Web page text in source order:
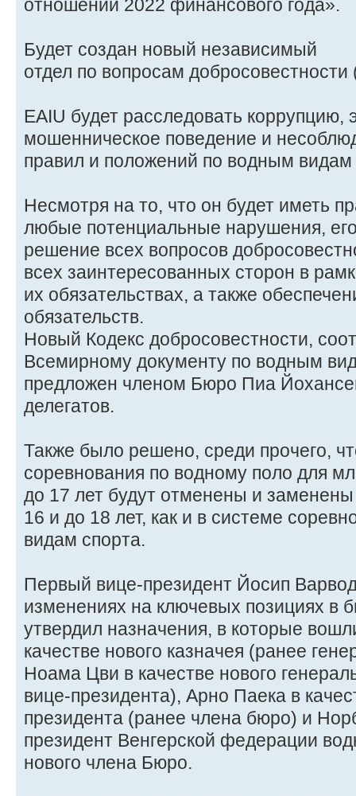
отношении 2022 финансового года».
Будет создан новый независимый
отдел по вопросам
EAIU будет расследовать коррупцию,
мошенническое поведение и
правил и положений по водным
Несмотря на то, что он будет иметь
любые потенциальные нарушения,
решение всех вопросов
всех заинтересованных сторон в
их обязательствах, а также
обязательств.
Новый Кодекс добросовестности,
Всемирному документу по водным
предложен членом Бюро Пиа
делегатов.
Также было решено, среди прочего,
соревнования по водному поло для
до 17 лет будут отменены и
16 и до 18 лет, как и в системе
видам спорта.
Первый вице-президент Йосип
изменениях на ключевых позициях в
утвердил назначения, в которые
качестве нового казначея (ранее
Ноама Цви в качестве нового
вице-президента), Арно Паека в
президента (ранее члена бюро) и
президент Венгерской федерации
нового члена Бюро.